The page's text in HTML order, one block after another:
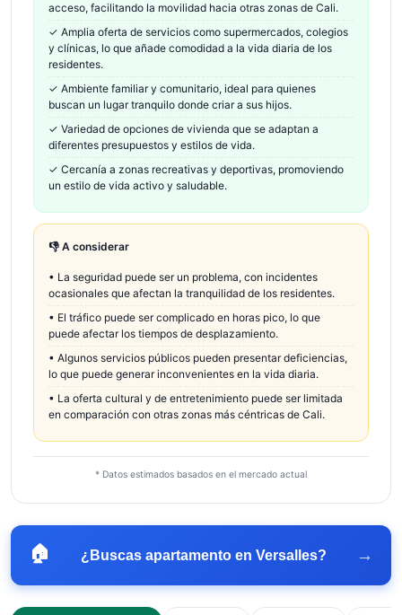
acceso, facilitando la movilidad hacia otras zonas de Cali.
✓ Amplia oferta de servicios como supermercados, colegios
y clínicas, lo que añade comodidad a la vida diaria de los
residentes.
✓ Ambiente familiar y comunitario, ideal para quienes
buscan un lugar tranquilo donde criar a sus hijos.
✓ Variedad de opciones de vivienda que se adaptan a
diferentes presupuestos y estilos de vida.
✓ Cercanía a zonas recreativas y deportivas, promoviendo
un estilo de vida activo y saludable.
👎 A considerar
• La seguridad puede ser un problema, con incidentes
ocasionales que afectan la tranquilidad de los residentes.
• El tráfico puede ser complicado en horas pico, lo que
puede afectar los tiempos de desplazamiento.
• Algunos servicios públicos pueden presentar deficiencias,
lo que puede generar inconvenientes en la vida diaria.
• La oferta cultural y de entretenimiento puede ser limitada
en comparación con otras zonas más céntricas de Cali.
* Datos estimados basados en el mercado actual
🏠 ¿Buscas apartamento en Versalles? →